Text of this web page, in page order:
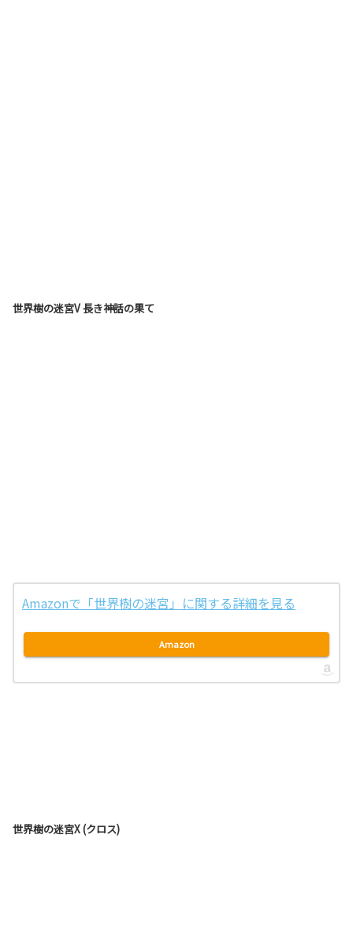
世界樹の迷宮V 長き神話の果て
Amazonで「世界樹の迷宮」に関する詳細を見る
Amazon
世界樹の迷宮X (クロス)